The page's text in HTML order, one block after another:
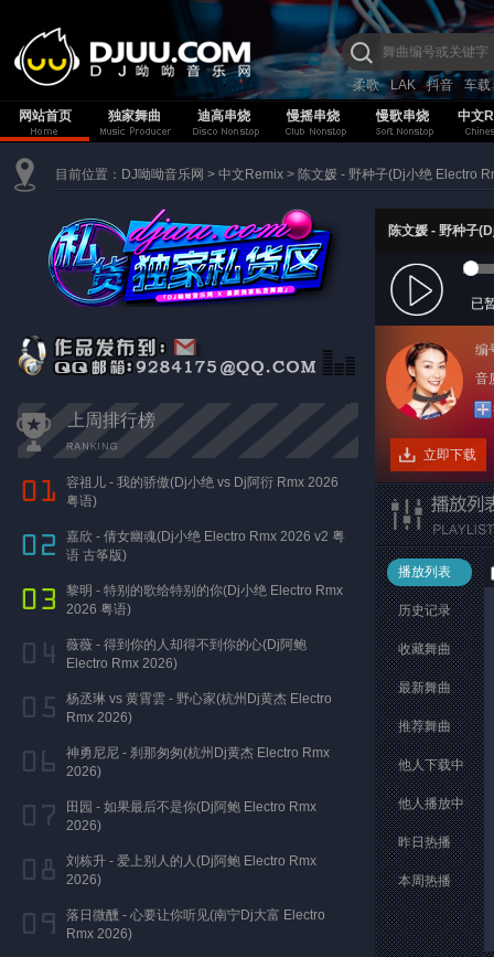
柔歌 LAK 抖音
车载
网站首页
独家舞曲 迪高串烧 慢摇串烧 慢歌串烧 中文
目前位置： DJ呦呦音乐网 > 中文Remix > 陈文媛 - 野种子(Dj小绝 Electro
上周排行榜
容祖儿 - 我的骄傲(Dj小绝 vs Dj阿衍 Rmx 2026
粤语)
嘉欣 - 倩女幽魂(Dj小绝 Electro Rmx 2026 v2 粤
语 古筝版)
黎明 - 特别的歌给特别的你(Dj小绝 Electro Rmx
2026 粤语)
薇薇 - 得到你的人却得不到你的心(Dj阿鲍
Electro Rmx 2026)
杨丞琳 vs 黄霄雲 - 野心家(杭州Dj黄杰 Electro
Rmx 2026)
神勇尼尼 - 刹那匆匆(杭州Dj黄杰 Electro Rmx
2026)
田园 - 如果最后不是你(Dj阿鲍 Electro Rmx
2026)
刘栋升 - 爱上别人的人(Dj阿鲍 Electro Rmx
2026)
落日微醺 - 心要让你听见(南宁Dj大富 Electro
Rmx 2026)
陈文媛 - 野种子
已
编
音
立即下载
播放列表
历史记录
收藏舞曲
最新舞曲
推荐舞曲
他人下载中
他人播放中
昨日热播
本周热播